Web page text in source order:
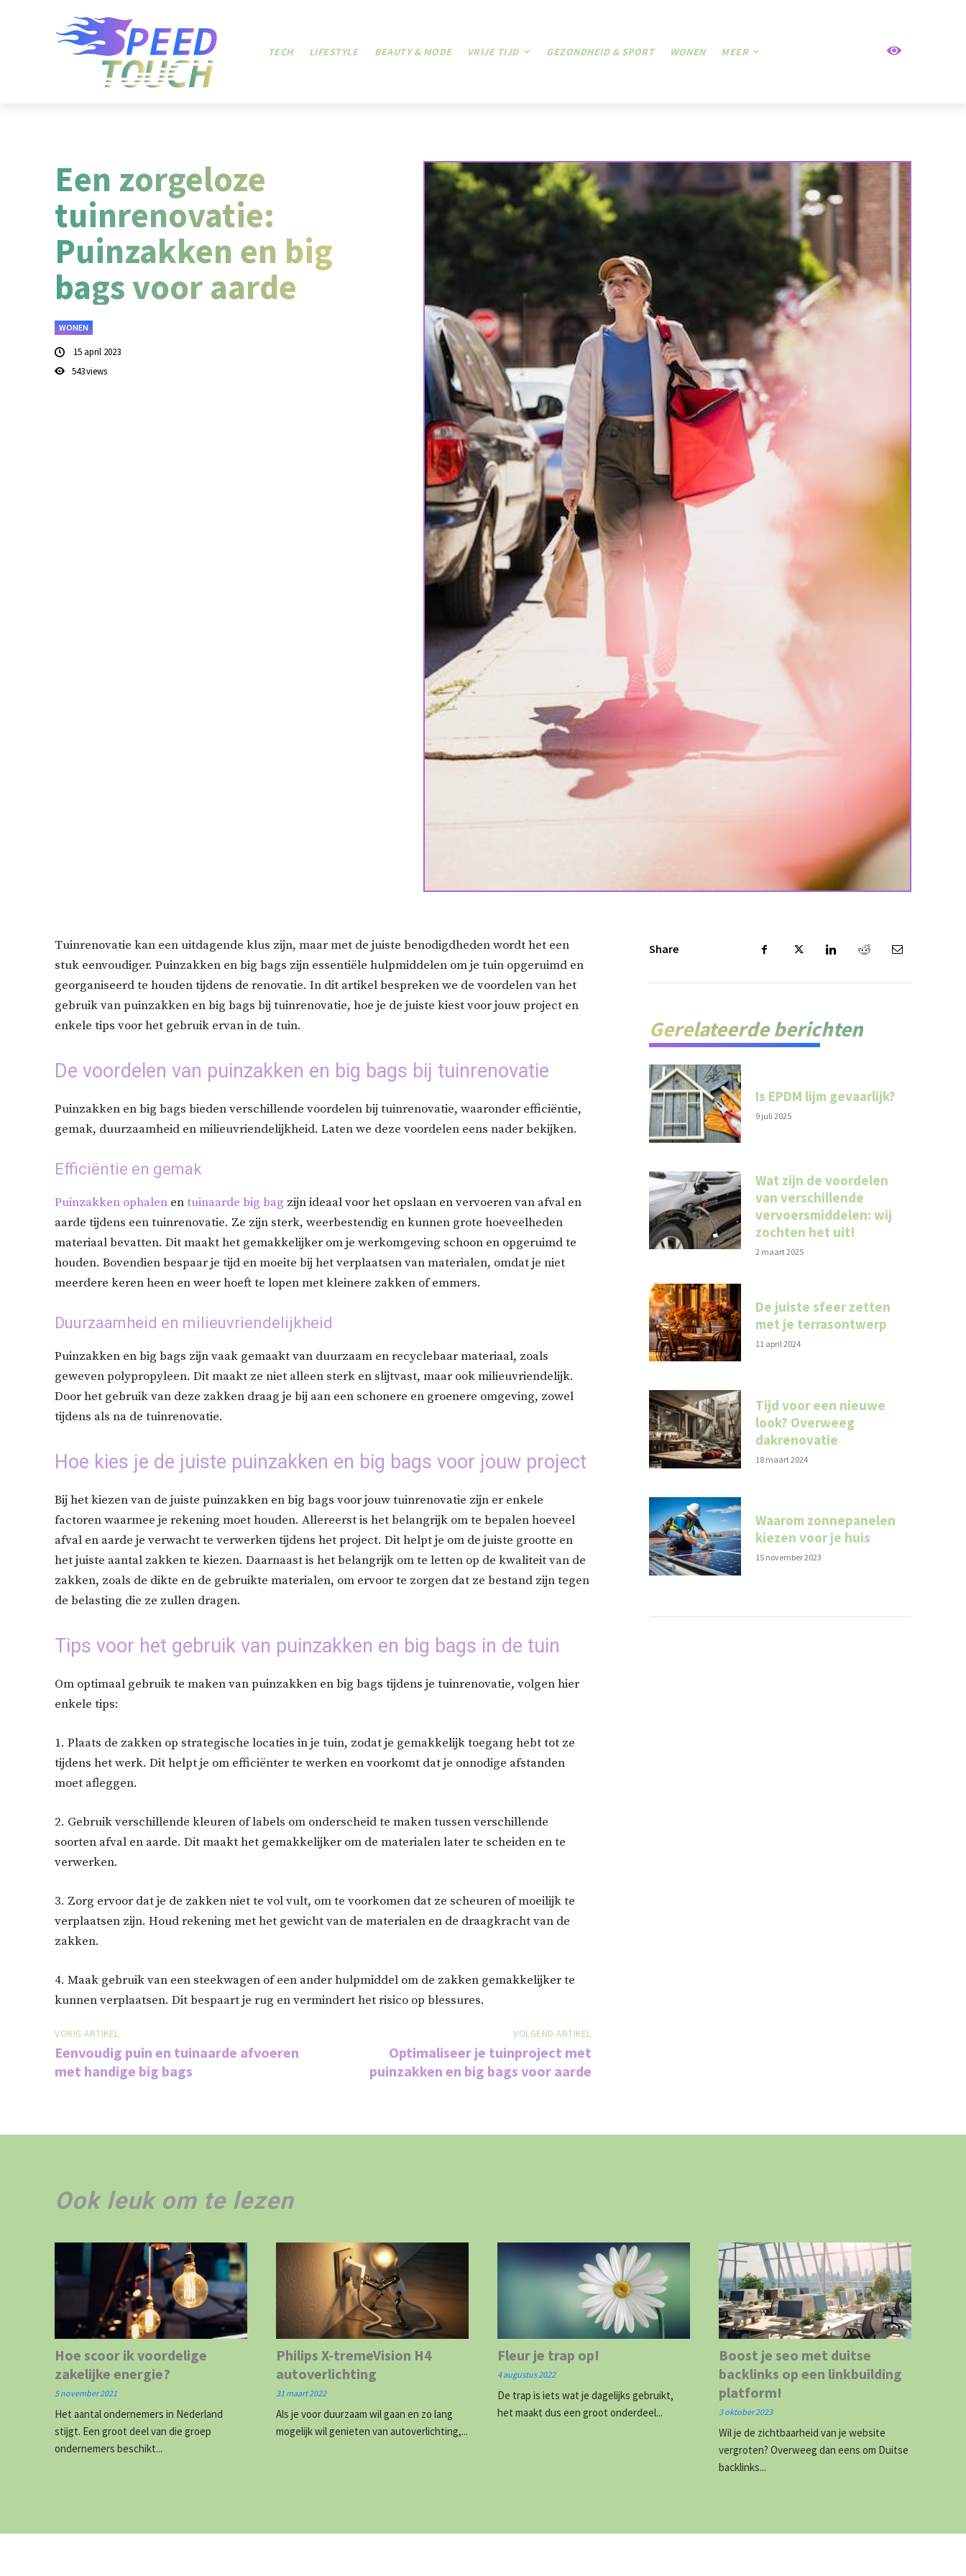
TECH LIFESTYLE BEAUTY & MODE VRIJE TIJD GEZONDHEID & SPORT WONEN MEER
Een zorgeloze
tuinrenovatie:
Puinzakken en big
bags voor aarde
WONEN
15 april 2023
543views
Tuinrenovatie kan een uitdagende klus zijn, maar met de juiste benodigdheden wordt het een
stuk eenvoudiger. Puinzakken en big bags zijn essentiële hulpmiddelen om je tuin opgeruimd en
georganiseerd te houden tijdens de renovatie. In dit artikel bespreken we de voordelen van het
gebruik van puinzakken en big bags bij tuinrenovatie, hoe je de juiste kiest voor jouw project en
enkele tips voor het gebruik ervan in de tuin.
De voordelen van puinzakken en big bags bij tuinrenovatie
Puinzakken en big bags bieden verschillende voordelen bij tuinrenovatie, waaronder efficiëntie,
gemak, duurzaamheid en milieuvriendelijkheid. Laten we deze voordelen eens nader bekijken.
Efficiëntie en gemak
Puinzakken ophalen entuinaarde big bag zijn ideaal voor het opslaan en vervoeren van afval en
aarde tijdens een tuinrenovatie. Ze zijn sterk, weerbestendig en kunnen grote hoeveelheden
materiaal bevatten. Dit maakt het gemakkelijker om je werkomgeving schoon en opgeruimd te
houden. Bovendien bespaar je tijd en moeite bij het verplaatsen van materialen, omdat je niet
meerdere keren heen en weer hoeft te lopen met kleinere zakken of emmers.
Duurzaamheid en milieuvriendelijkheid
Puinzakken en big bags zijn vaak gemaakt van duurzaam en recyclebaar materiaal, zoals
geweven polypropyleen. Dit maakt ze niet alleen sterk en slijtvast, maar ook milieuvriendelijk.
Door het gebruik van deze zakken draag je bij aan een schonere en groenere omgeving, zowel
tijdens als na de tuinrenovatie.
Hoe kies je de juiste puinzakken en big bags voor jouw project
Bij het kiezen van de juiste puinzakken en big bags voor jouw tuinrenovatie zijn er enkele
factoren waarmee je rekening moet houden. Allereerst is het belangrijk om te bepalen hoeveel
afval en aarde je verwacht te verwerken tijdens het project. Dit helpt je om de juiste grootte en
het juiste aantal zakken te kiezen. Daarnaast is het belangrijk om te letten op de kwaliteit van de
zakken, zoals de dikte en de gebruikte materialen, om ervoor te zorgen dat ze bestand zijn tegen
de belasting die ze zullen dragen.
Tips voor het gebruik van puinzakken en big bags in de tuin
Om optimaal gebruik te maken van puinzakken en big bags tijdens je tuinrenovatie, volgen hier
enkele tips:
1. Plaats de zakken op strategische locaties in je tuin, zodat je gemakkelijk toegang hebt tot ze
tijdens het werk. Dit helpt je om efficiënter te werken en voorkomt dat je onnodige afstanden
moet afleggen.
2. Gebruik verschillende kleuren of labels om onderscheid te maken tussen verschillende
soorten afval en aarde. Dit maakt het gemakkelijker om de materialen later te scheiden en te
verwerken.
3. Zorg ervoor dat je de zakken niet te vol vult, om te voorkomen dat ze scheuren of moeilijk te
verplaatsen zijn. Houd rekening met het gewicht van de materialen en de draagkracht van de
zakken.
4. Maak gebruik van een steekwagen of een ander hulpmiddel om de zakken gemakkelijker te
kunnen verplaatsen. Dit bespaart je rug en vermindert het risico op blessures.
VORIG ARTIKEL
Eenvoudig puin en tuinaarde afvoeren
met handige big bags
VOLGEND ARTIKEL
Optimaliseer je tuinproject met
puinzakken en big bags voor aarde
Share
Gerelateerde berichten
Is EPDM lijm gevaarlijk?
9 juli 2025
Wat zijn de voordelen
van verschillende
vervoersmiddelen: wij
zochten het uit!
2 maart 2025
De juiste sfeer zetten
met je terrasontwerp
11 april 2024
Tijd voor een nieuwe
look? Overweeg
dakrenovatie
18 maart 2024
Waarom zonnepanelen
kiezen voor je huis
15 november 2023
Ook leuk om te lezen
Hoe scoor ik voordelige
zakelijke energie?
5 november 2021
Het aantal ondernemers in Nederland
stijgt. Een groot deel van die groep
ondernemers beschikt...
Philips X-tremeVision H4
autoverlichting
31 maart 2022
Als je voor duurzaam wil gaan en zo lang
mogelijk wil genieten van autoverlichting,...
Fleur je trap op!
4 augustus 2022
De trap is iets wat je dagelijks gebruikt,
het maakt dus een groot onderdeel...
Boost je seo met duitse
backlinks op een linkbuilding
platform!
3 oktober 2023
Wil je de zichtbaarheid van je website
vergroten? Overweeg dan eens om Duitse
backlinks...